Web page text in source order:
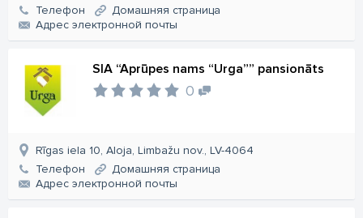
Телефон
Домашняя страница
Aдрес электронной почты
SIA “Aprūpes nams “Urga”” pansionāts
0
Rīgas iela 10, Aloja, Limbažu nov., LV-4064
Телефон
Домашняя страница
Aдрес электронной почты